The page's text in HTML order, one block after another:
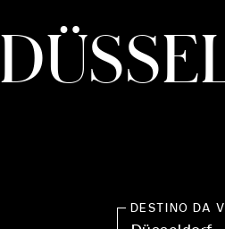
THE CLOUD ONE EM
DESTINO DA